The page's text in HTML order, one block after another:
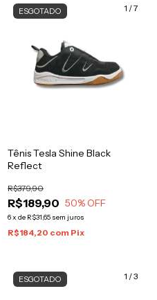
1 /7
ESGOTADO
Tênis Tesla Shine Black
Reflect
R$189,90
R$379,90
50% OFF
6x de R$31,65 sem juros
R$184,20 com Pix
1 /3
ESGOTADO